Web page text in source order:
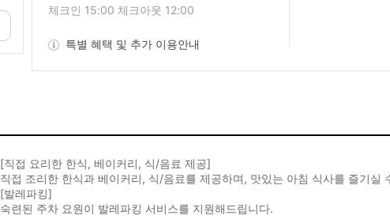
체크인 15:00 체크아웃 12:00
특별 혜택 및 추가 이용안내
[직접 요리한 한식, 베이커리, 식/음료 제공]
직접 조리한 한식과 베이커리, 식/음료를 제공하며, 맛있는 아침 식사를 즐기실
[발레파킹]
숙련된 주차 요원이 발레파킹 서비스를 지원해드립니다.